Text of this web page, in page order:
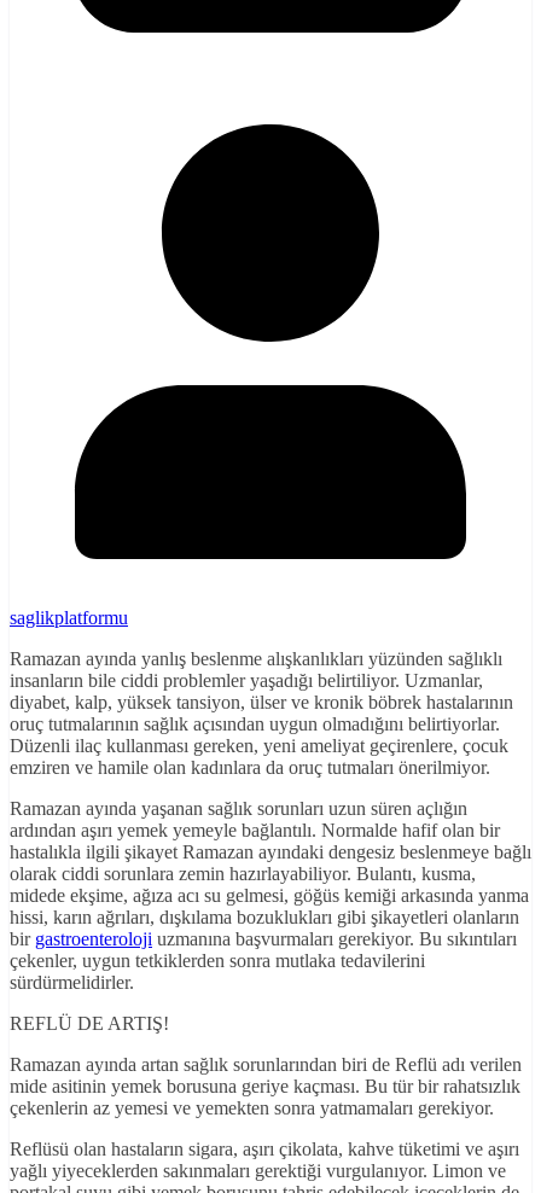
saglikplatformu
Ramazan ayında yanlış beslenme alışkanlıkları yüzünden sağlıklı
insanların bile ciddi problemler yaşadığı belirtiliyor. Uzmanlar,
diyabet, kalp, yüksek tansiyon, ülser ve kronik böbrek hastalarının
oruç tutmalarının sağlık açısından uygun olmadığını belirtiyorlar.
Düzenli ilaç kullanması gereken, yeni ameliyat geçirenlere, çocuk
emziren ve hamile olan kadınlara da oruç tutmaları önerilmiyor.
Ramazan ayında yaşanan sağlık sorunları uzun süren açlığın
ardından aşırı yemek yemeyle bağlantılı. Normalde hafif olan bir
hastalıkla ilgili şikayet Ramazan ayındaki dengesiz beslenmeye bağlı
olarak ciddi sorunlara zemin hazırlayabiliyor. Bulantı, kusma,
midede ekşime, ağıza acı su gelmesi, göğüs kemiği arkasında yanma
hissi, karın ağrıları, dışkılama bozuklukları gibi şikayetleri olanların
bir gastroenteroloji uzmanına başvurmaları gerekiyor. Bu sıkıntıları
çekenler, uygun tetkiklerden sonra mutlaka tedavilerini
sürdürmelidirler.
REFLÜ DE ARTIŞ!
Ramazan ayında artan sağlık sorunlarından biri de Reflü adı verilen
mide asitinin yemek borusuna geriye kaçması. Bu tür bir rahatsızlık
çekenlerin az yemesi ve yemekten sonra yatmamaları gerekiyor.
Reflüsü olan hastaların sigara, aşırı çikolata, kahve tüketimi ve aşırı
yağlı yiyeceklerden sakınmaları gerektiği vurgulanıyor. Limon ve